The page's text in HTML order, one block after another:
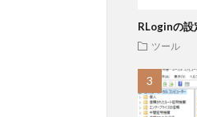
RLoginの設
ツール